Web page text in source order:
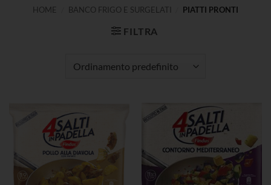
HOME BANCO FRIGO E SURGELATI PIATTI PRONTI
FILTRA